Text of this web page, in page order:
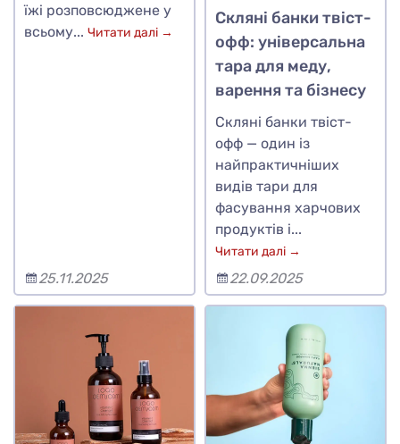
їжі розповсюджене у
всьому... Читати далі →
25.11.2025
Скляні банки твіст-
офф: універсальна
тара для меду,
варення та бізнесу
Скляні банки твіст-
офф — один із
найпрактичніших
видів тари для
фасування харчових
продуктів і...
Читати далі →
22.09.2025